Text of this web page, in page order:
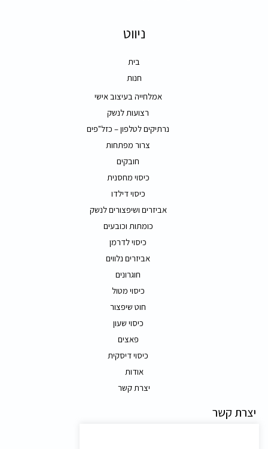
ניווט
בית
חנות
אמלחייה בעיצוב אישי
רצועות לנשק
נרתיקים לטלפון – כזל"פים
צרור מפתחות
חובקים
כיסוי מחסנית
כיסוי דילדו
אביזרים ושיפצורים לנשק
כומתות וכובעים
כיסוי לדרמן
אביזרים נלווים
חוגרונים
כיסוי מטול
חוט שיפצור
כיסוי שעון
פאצים
כיסוי דיסקית
אודות
יצרת קשר
יצרת קשר